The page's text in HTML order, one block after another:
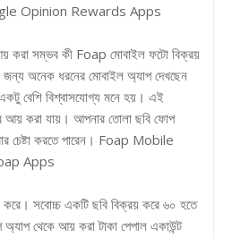
Opinion Rewards Apps
করা সম্ভব কী Foap মোবাইল ফটো বিক্রয়
অনেক ধরনের মোবাইল অ্যাপ দেখছেন
বেশি বিশ্বাসযোগ্য মনে হয়। এই
আয় করা যায়। আপনার তোলা ছবি ফোপ
চেষ্টা করতে পারেন। Foap Mobile
Apps
সবোচ্চ একটি ছবি বিক্রয় করে ৬০ হতে
থেকে আয় করা টাকা পেপাল একাউন্ট